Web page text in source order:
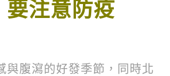
要注意防疫
與腹瀉的好發季節，同時北